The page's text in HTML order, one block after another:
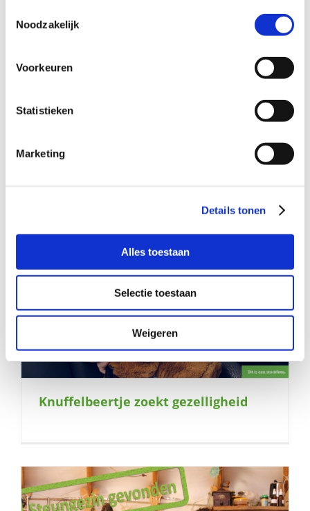
Noodzakelijk
Voorkeuren
Statistieken
Marketing
Details tonen
Alles toestaan
Selectie toestaan
Weigeren
GEZOCHT: een rustige plek na
Knuffelbeertje zoekt gezelligheid